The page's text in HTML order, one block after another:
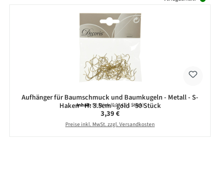
Aufhänger für Baumschmuck und Baumkugeln - Metall - S-
Haken - H: 3.5cm - gold - 50 Stück
Inhalt:50 Stück(0,07 € / 1 Stück)
Regulärer Preis:
3,39 €
Preise inkl. MwSt. zzgl. Versandkosten